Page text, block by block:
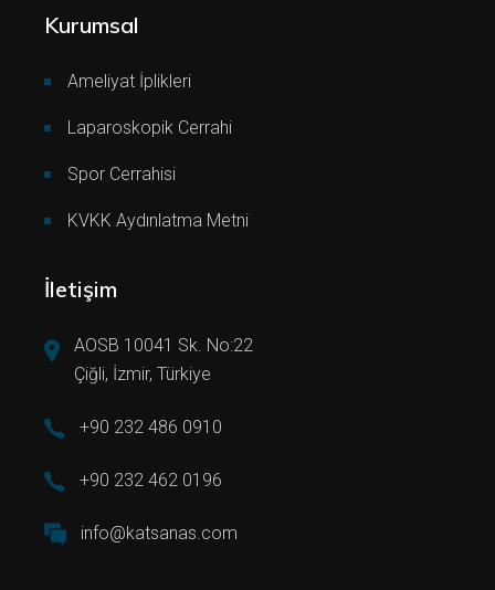
Kurumsal
Ameliyat İplikleri
Laparoskopik Cerrahi
Spor Cerrahisi
KVKK Aydınlatma Metni
İletişim
AOSB 10041 Sk. No:22
Çiğli, İzmir, Türkiye
+90 232 486 0910
+90 232 462 0196
info@katsanas.com